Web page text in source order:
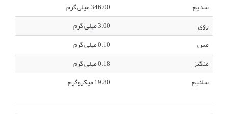
سدیم
346.00 میلی گرم
روی
3.00 میلی گرم
مس
0.10 میلی گرم
منگنز
0.18 میلی گرم
سلنیم
19.80 میکروگرم